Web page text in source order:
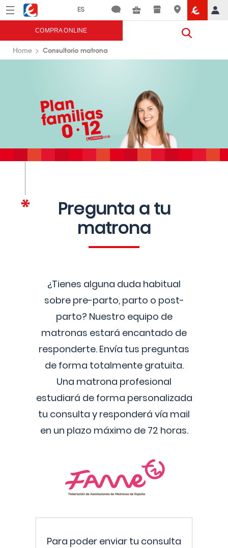
Menú Eroski
COMPRA ONLINE
Home Consultorio matrona
Pregunta a tu
matrona
¿Tienes alguna duda habitual
sobre pre-parto, parto o post-
parto? Nuestro equipo de
matronas estará encantado de
responderte. Envía tus preguntas
de forma totalmente gratuita.
Una matrona profesional
estudiará de forma personalizada
tu consulta y responderá vía mail
en un plazo máximo de 72 horas.
Para poder enviar tu consulta